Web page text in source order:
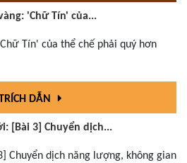
'Chữ Tín' của...
Tín' của thể chế phải quý hơn
DẪN
[Bài 3] Chuyển dịch...
Chuyển dịch năng lượng, không gian